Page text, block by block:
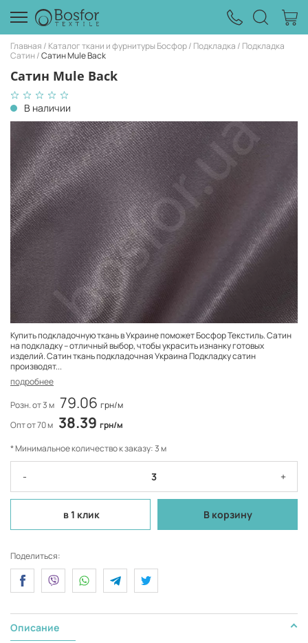
Главная Каталог ткани и фурнитуры Босфор Подкладка
Подкладка
Caтин Caтин Mule Back
Caтин Mule Back
В наличии
Купить подкладочную ткань в Украине поможет Босфор Текстиль. Сатин
на подкладку – отличный выбор, чтобы украсить изнанку готовых
изделий. Сатин ткань подкладочная Украина Подкладку сатин
производят...
подробнее
Розн. от 3 м 79.06 грн/м
Опт от 70 м 38.39 грн/м
* Минимальное количество к заказу: 3 м
- +
в 1 клик В корзину
Поделиться:
Описание